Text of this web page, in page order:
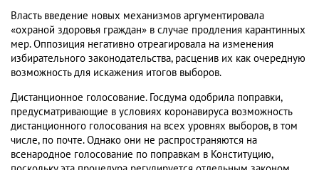
Власть введение новых механизмов аргументировала
«охраной здоровья граждан» в случае продления карантинных
мер. Оппозиция негативно отреагировала на изменения
избирательного законодательства, расценив их как очередную
возможность для искажения итогов выборов.
Дистанционное голосование. Госдума одобрила поправки,
предусматривающие в условиях коронавируса возможность
дистанционного голосования на всех уровнях выборов, в том
числе, по почте. Однако они не распространяются на
всенародное голосование по поправкам в Конституцию,